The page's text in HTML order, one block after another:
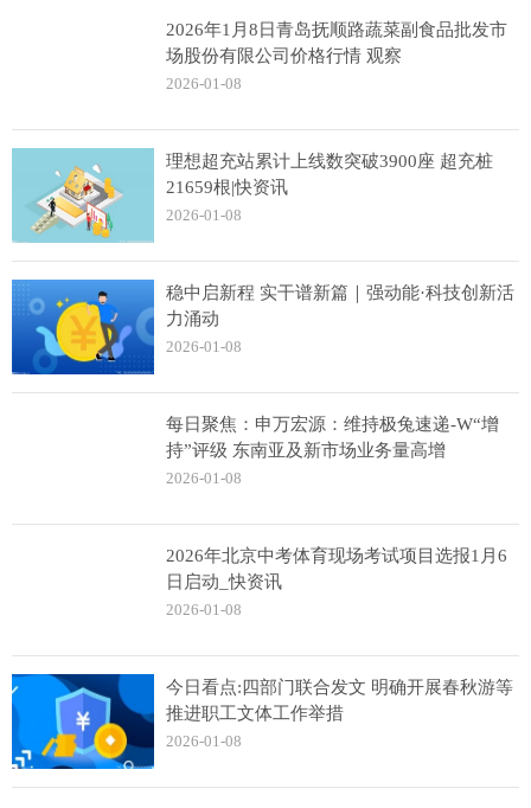
2026年1月8日青岛抚顺路蔬菜副食品批发市
场股份有限公司价格行情 观察
2026-01-08
理想超充站累计上线数突破3900座 超充桩
21659根|快资讯
2026-01-08
稳中启新程 实干谱新篇｜强动能·科技创新活
力涌动
2026-01-08
每日聚焦：申万宏源：维持极兔速递-W“增
持”评级 东南亚及新市场业务量高增
2026-01-08
2026年北京中考体育现场考试项目选报1月6
日启动_快资讯
2026-01-08
今日看点:四部门联合发文 明确开展春秋游等
推进职工文体工作举措
2026-01-08